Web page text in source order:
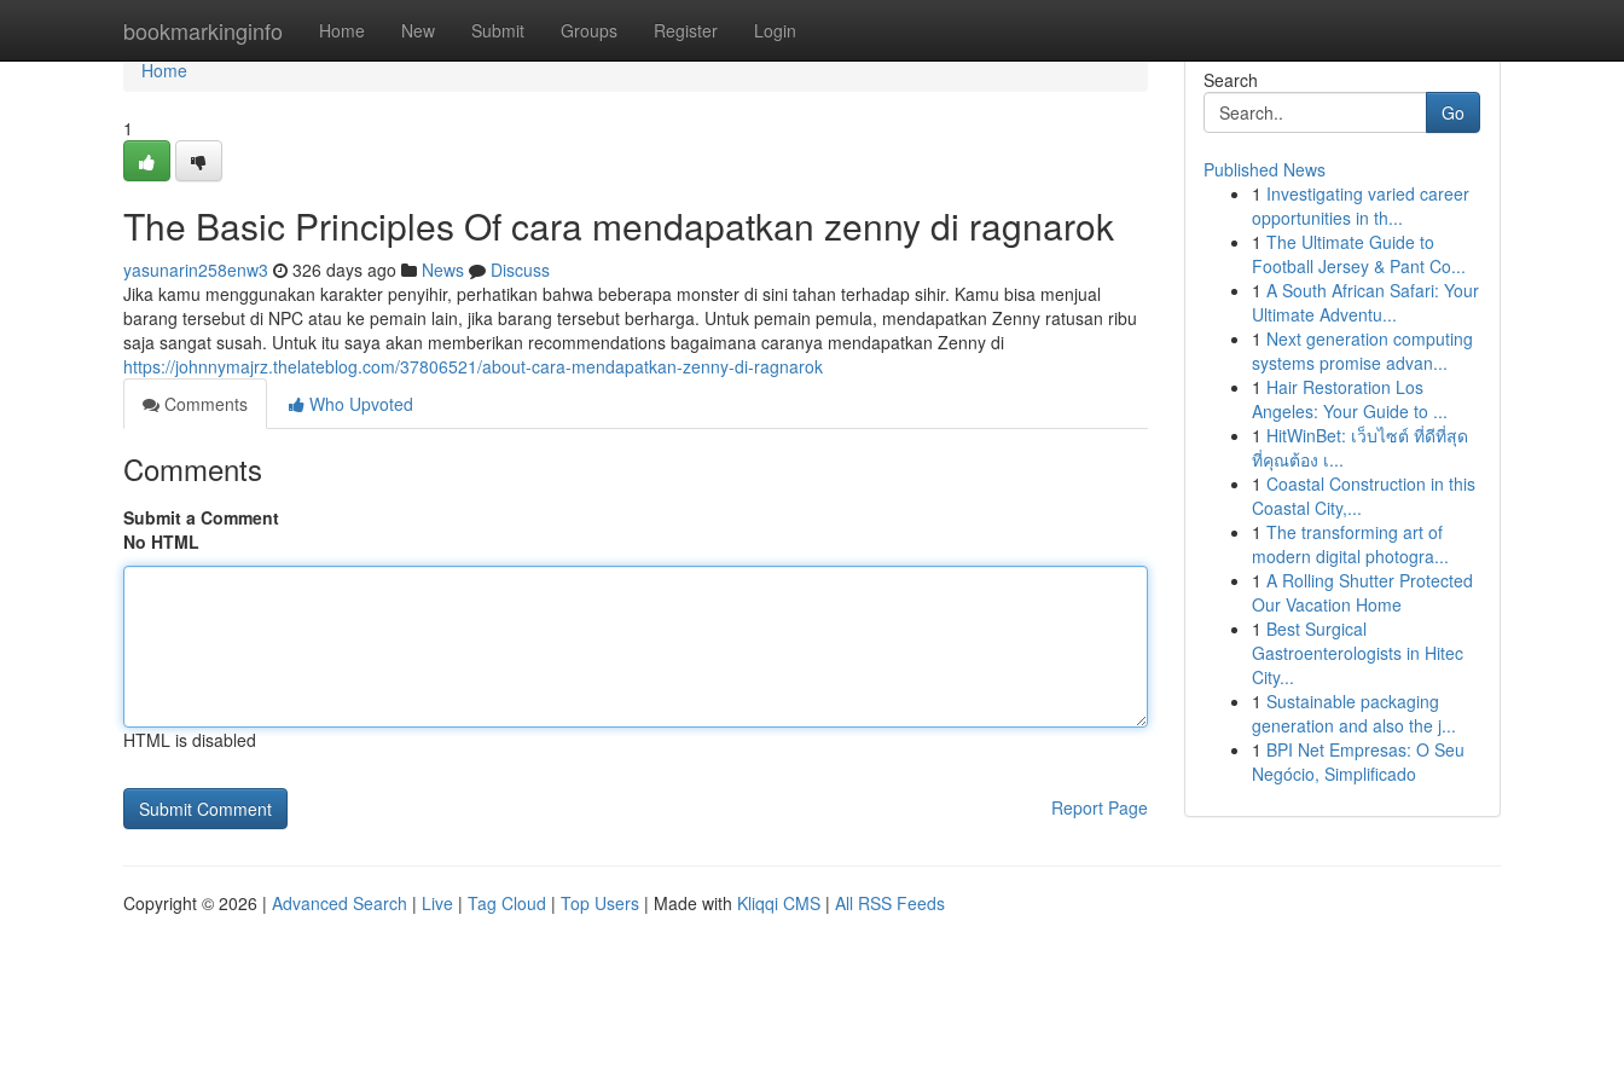
bookmarkinginfo Home New Submit Groups Register Login
Home
Home
1
The Basic Principles Of cara mendapatkan zenny di ragnarok
yasunarin258enw3 326 days ago News
Discuss
Jika kamu menggunakan karakter penyihir, perhatikan bahwa beberapa monster di sini tahan terhadap sihir. Kamu bisa menjual
barang tersebut di NPC atau ke pemain lain, jika barang tersebut berharga. Untuk pemain pemula, mendapatkan Zenny ratusan ribu
saja sangat susah. Untuk itu saya akan memberikan recommendations bagaimana caranya mendapatkan Zenny di
https://johnnymajrz.thelateblog.com/37806521/about-cara-mendapatkan-zenny-di-ragnarok
Comments
Who Upvoted
Comments
Submit a Comment
No HTML
HTML is disabled
Report Page
Search
Go
Published News
1 Investigating varied career
opportunities in th...
1 The Ultimate Guide to
Football Jersey & Pant Co...
1 A South African Safari: Your
Ultimate Adventu...
1 Next generation computing
systems promise advan...
1 Hair Restoration Los
Angeles: Your Guide to ...
1 HitWinBet: เว็บไซต์ ที่ดีที่สุด
ที่คุณต้อง เ...
1 Coastal Construction in this
Coastal City,...
1 The transforming art of
modern digital photogra...
1 A Rolling Shutter Protected
Our Vacation Home
1 Best Surgical
Gastroenterologists in Hitec
City...
1 Sustainable packaging
generation and also the j...
1 BPI Net Empresas: O Seu
Negócio, Simplificado
Copyright © 2026 | Advanced Search | Live | Tag Cloud | Top Users | Made with Kliqqi CMS | All RSS Feeds